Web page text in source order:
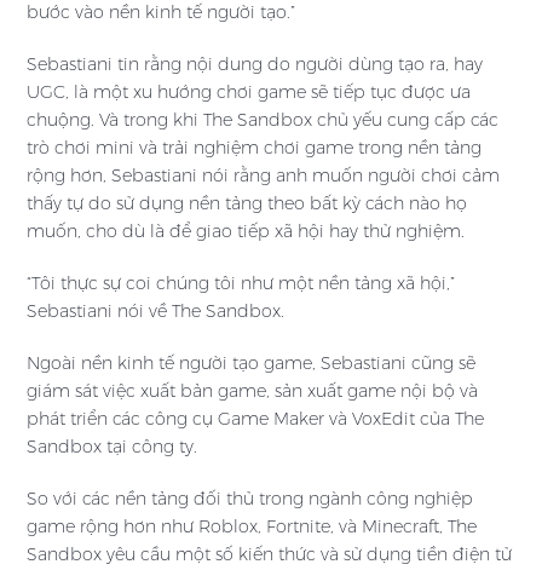
bước vào nền kinh tế người tạo.”
Sebastiani tin rằng nội dung do người dùng tạo ra, hay
UGC, là một xu hướng chơi game sẽ tiếp tục được ưa
chuộng. Và trong khi The Sandbox chủ yếu cung cấp các
trò chơi mini và trải nghiệm chơi game trong nền tảng
rộng hơn, Sebastiani nói rằng anh muốn người chơi cảm
thấy tự do sử dụng nền tảng theo bất kỳ cách nào họ
muốn, cho dù là để giao tiếp xã hội hay thử nghiệm.
“Tôi thực sự coi chúng tôi như một nền tảng xã hội,”
Sebastiani nói về The Sandbox.
Ngoài nền kinh tế người tạo game, Sebastiani cũng sẽ
giám sát việc xuất bản game, sản xuất game nội bộ và
phát triển các công cụ Game Maker và VoxEdit của The
Sandbox tại công ty.
So với các nền tảng đối thủ trong ngành công nghiệp
game rộng hơn như Roblox, Fortnite, và Minecraft, The
Sandbox yêu cầu một số kiến thức và sử dụng tiền điện tử